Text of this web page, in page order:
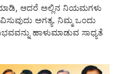
ಆದರೆ ಅಲ್ಲಿನ ನಿಯಮಗಳು
ಅಗತ್ಯ. ನಿಮ್ಮ ಒಂದು
ಹಾಳುಮಾಡುವ ಸಾಧ್ಯತೆ